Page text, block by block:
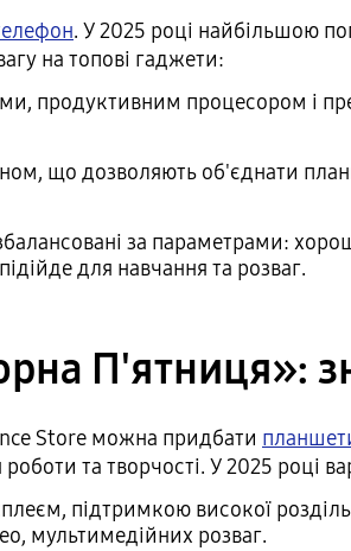
. У 2025 році найбільшою
на топові гаджети:
продуктивним процесором і
що дозволяють об'єднати
за параметрами:
для навчання та розваг.
П'ятниця»:
Store можна придбати
та творчості. У 2025 році
підтримкою високої
мультимедійних розваг.